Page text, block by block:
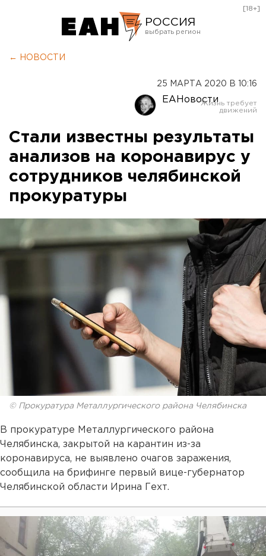
РОССИЯ
Оренбург
[18+]
← НОВОСТИ
25 МАРТА 2020 В 10:16
ЕАНовости
Стали известны результаты
анализов на коронавирус у
сотрудников челябинской
прокуратуры
© Прокуратура Металлургического района Челябинска
В прокуратуре Металлургического района
Челябинска, закрытой на карантин из-за
коронавируса, не выявлено очагов заражения,
сообщила на брифинге первый вице-губернатор
Челябинской области Ирина Гехт.